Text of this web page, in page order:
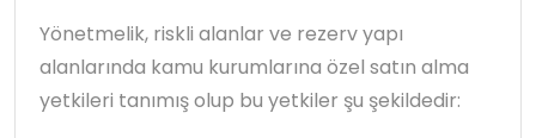
Yönetmelik, riskli alanlar ve rezerv yapı
alanlarında kamu kurumlarına özel satın alma
yetkileri tanımış olup bu yetkiler şu şekildedir: